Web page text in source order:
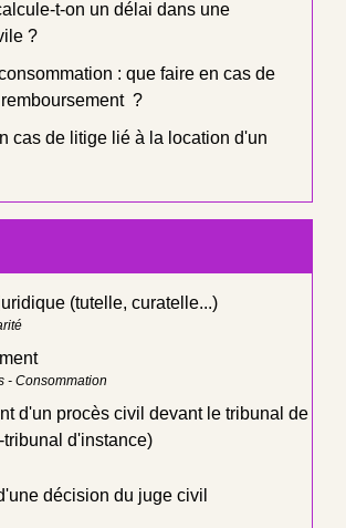
t-on un délai dans une
?
: que faire en cas de
?
cas de litige lié à la location d'un
(tutelle, curatelle...)
- Consommation
d'un procès civil devant le tribunal de
tribunal d'instance)
décision du juge civil